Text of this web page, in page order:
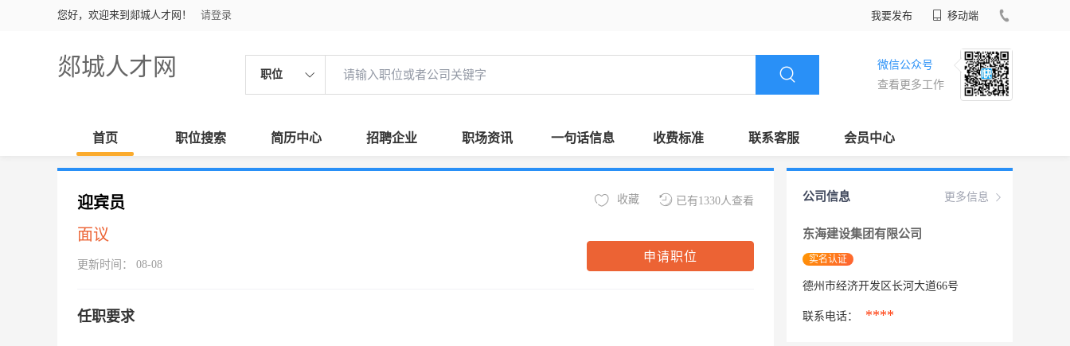
您好，欢迎来到郯城人才网！ 请登录 我要发布 移动端
郯城人才网 职位
微信公众号
查看更多工作
首页 职位搜索 简历中心 招聘企业 职场资讯 一句话信息 收费标准 联系客服 会员中心
迎宾员
面议
更新时间： 08-08
已有1330人查看
收藏
申请职位
任职要求
更多信息
公司信息
东海建设集团有限公司
实名认证
德州市经济开发区长河大道66号
联系电话： ****